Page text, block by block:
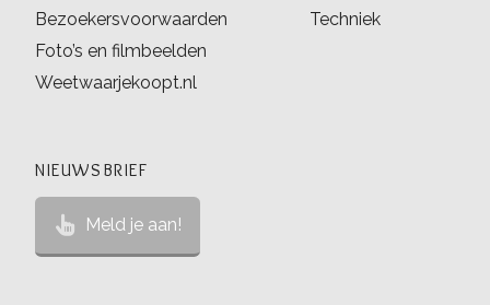
Bezoekersvoorwaarden
Foto’s en filmbeelden
Weetwaarjekoopt.nl
Techniek
NIEUWSBRIEF
Meld je aan!